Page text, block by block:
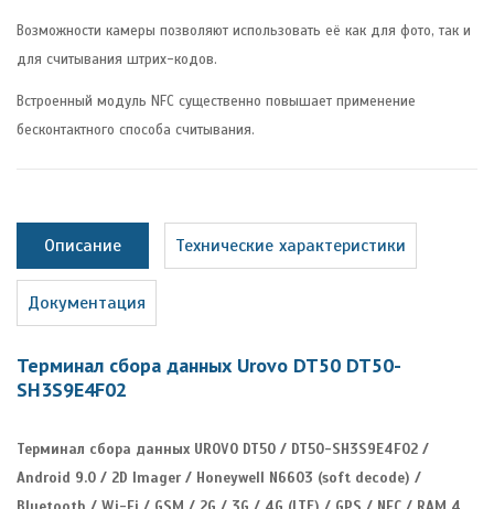
Возможности камеры позволяют использовать её как для фото, так и
для считывания штрих-кодов.
Встроенный модуль NFC существенно повышает применение
бесконтактного способа считывания.
Описание Технические характеристики
Документация
Терминал сбора данных Urovo DT50 DT50-
SH3S9E4F02
Терминал сбора данных UROVO DT50 / DT50-SH3S9E4F02 /
Android 9.0 / 2D Imager / Honeywell N6603 (soft decode) /